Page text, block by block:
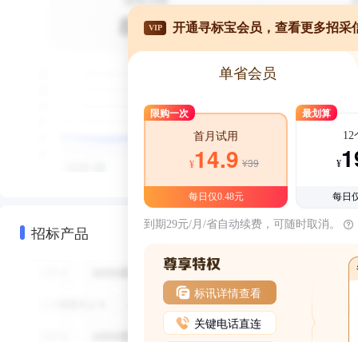
招标产品
VIP 开通寻标宝会员，查看更多招采
单省会员
限购一次
首月试用
¥14.9 ¥39
每日仅0.48元
最划算
12
¥
每日
到期29元/月/省自动续费，可随时取消。
标讯详情查看
关键电话直连